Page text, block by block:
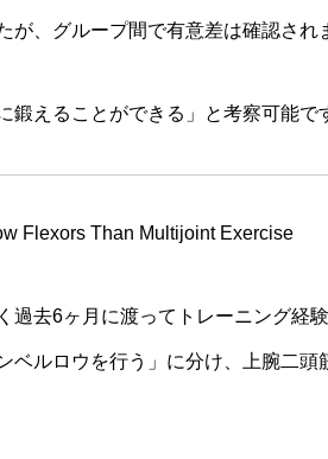
、グループ間で有意差は確認され
鍛えることができる」と考察可能で
Flexors Than Multijoint Exercise
去6ヶ月に渡ってトレーニング経
ルロウを行う」に分け、上腕二頭